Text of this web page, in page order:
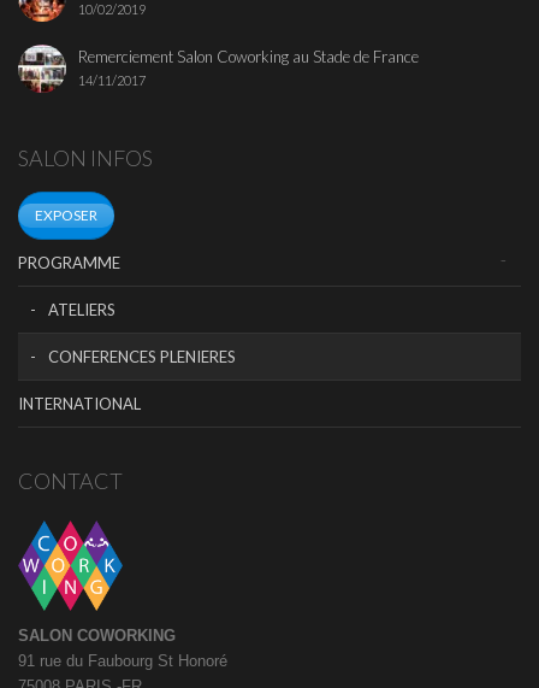
10/02/2019
Remerciement Salon Coworking au Stade de France
14/11/2017
SALON INFOS
EXPOSER
PROGRAMME
ATELIERS
CONFERENCES PLENIERES
INTERNATIONAL
CONTACT
SALON COWORKING
91 rue du Faubourg St Honoré